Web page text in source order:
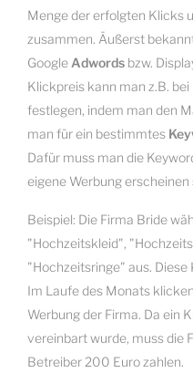
Menge der erfolgten Klicks
zusammen. Äußerst
Google Adwords bzw.
Klickpreis kann man z.B.
festlegen, indem man den
man für ein bestimmtes
Dafür muss man die
eigene Werbung erscheinen
Beispiel: Die Firma Bride
"Hochzeitskleid",
"Hochzeitsringe" aus. Diese
Im Laufe des Monats
Werbung der Firma. Da ein
vereinbart wurde, muss die
Betreiber 200 Euro zahlen.